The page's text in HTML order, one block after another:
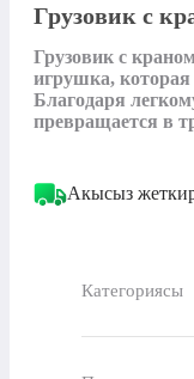
Грузовик с
Грузовик с
игрушка, которая
Благодаря
превращается в
Акысыз
Категориясы